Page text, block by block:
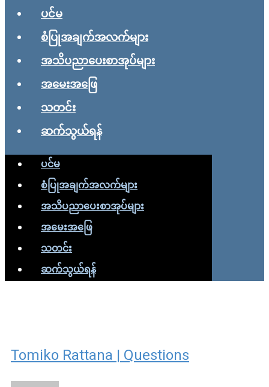
ပင်မ
စံပြုအချက်အလက်များ
အသိပညာပေးစာအုပ်များ
အမေးအဖြေ
သတင်း
ဆက်သွယ်ရန်
ပင်မ
စံပြုအချက်အလက်များ
အသိပညာပေးစာအုပ်များ
အမေးအဖြေ
သတင်း
ဆက်သွယ်ရန်
Tomiko Rattana | Questions